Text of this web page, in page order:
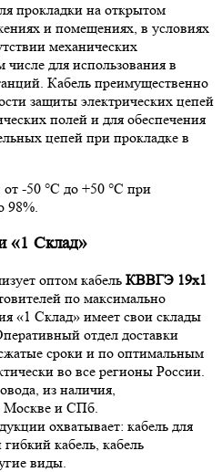
прокладки на открытом
и помещениях, в условиях
механических
числе для использования в
Кабель преимущественно
защиты электрических цепей
полей и для обеспечения
цепей при прокладке в
от -50 °С до +50 °С при
98%.
«1 Склад»
оптом кабель КВВГЭ 19х1
по максимально
«1 Склад» имеет свои склады
отдел доставки
сроки и по оптимальным
во все регионы России.
из наличия,
Москве и СПб.
охватывает: кабель для
кабель, кабель
виды.